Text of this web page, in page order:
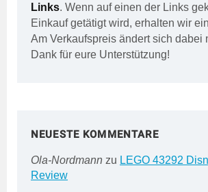
Links. Wenn auf einen der Links
Einkauf getätigt wird, erhalten wir
Am Verkaufspreis ändert sich dabei
Dank für eure Unterstützung!
NEUESTE KOMMENTARE
Ola-Nordmann zu LEGO 43292
Review